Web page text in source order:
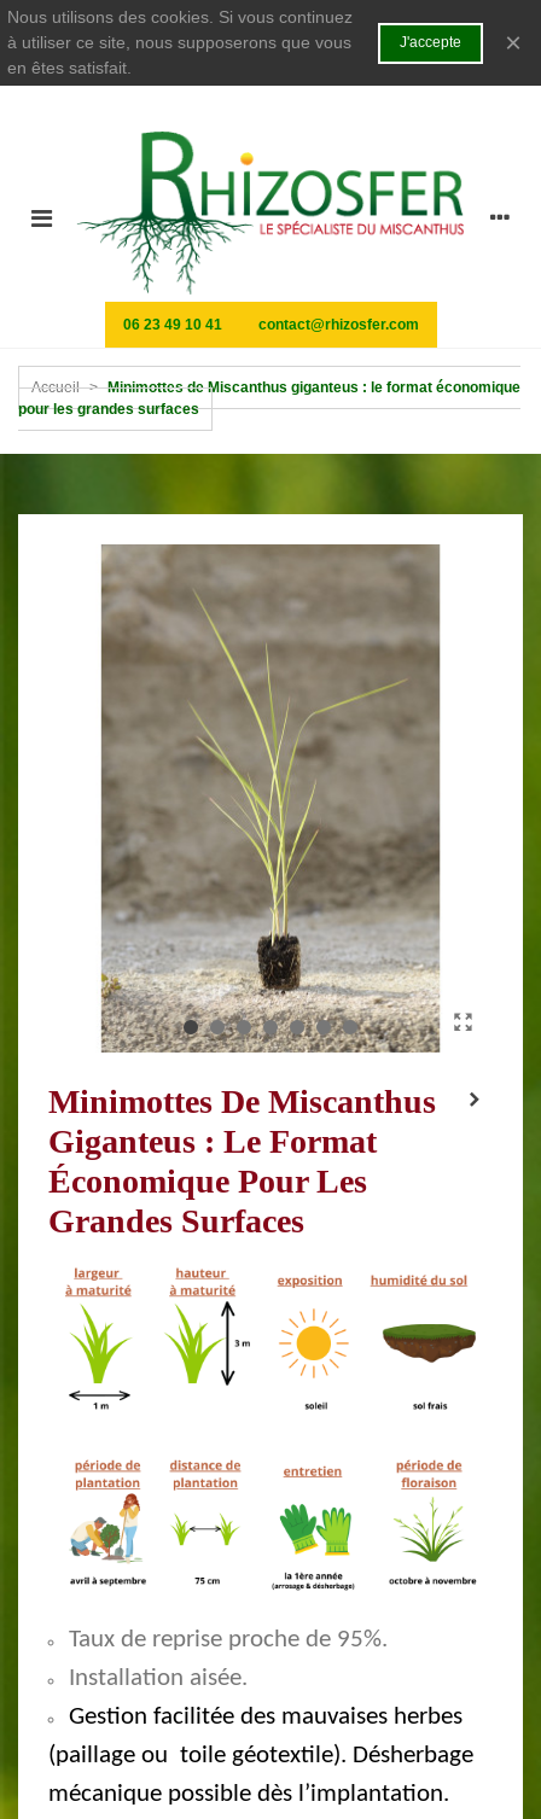
Nous utilisons des cookies. Si vous continuez
à utiliser ce site, nous supposerons que vous
en êtes satisfait.
J'accepte ×
06 23 49 10 41 contact@rhizosfer.com
Accueil >
Minimottes de Miscanthus giganteus : le format économique
pour les grandes surfaces
Minimottes De Miscanthus
Giganteus : Le Format
Économique Pour Les
Grandes Surfaces
Taux de reprise proche de 95%.
Installation aisée.
Gestion facilitée des mauvaises herbes
(paillage ou toile géotextile). Désherbage
mécanique possible dès l’implantation.